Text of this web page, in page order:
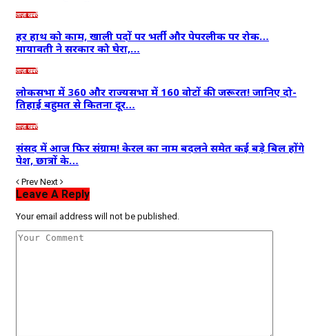
ताज़ा खबरें
हर हाथ को काम, खाली पदों पर भर्ती और पेपरलीक पर रोक…
मायावती ने सरकार को घेरा,…
ताज़ा खबरें
लोकसभा में 360 और राज्यसभा में 160 वोटों की जरूरत! जानिए दो-
तिहाई बहुमत से कितना दूर…
ताज़ा खबरें
संसद में आज फिर संग्राम! केरल का नाम बदलने समेत कई बड़े बिल होंगे
पेश, छात्रों के…
Prev Next
Leave A Reply
Your email address will not be published.